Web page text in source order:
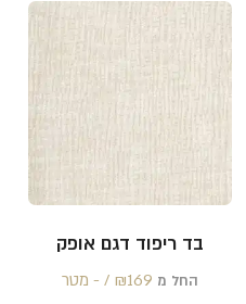
בד ריפוד דגם אופק
החל מ ₪169 /‏‏‎ ‎- מטר